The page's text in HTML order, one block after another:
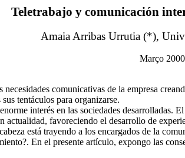
Teletrabajo y comunicación
Amaia Arribas Urrutia (*),
Março 2000
comunicativas de la empresa
tentáculos para organizarse.
interés en las sociedades
actualidad, favoreciendo el desarrollo de
está trayendo a los encargados de la
En el presente artículo, expongo las